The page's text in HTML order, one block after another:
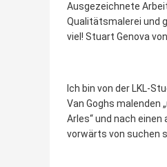
Ausgezeichnete
Qualitätsmalerei und
viel! Stuart Genova
Ich bin von der LKL-
Van Goghs malenden
Arles“ und nach
vorwärts von suchen